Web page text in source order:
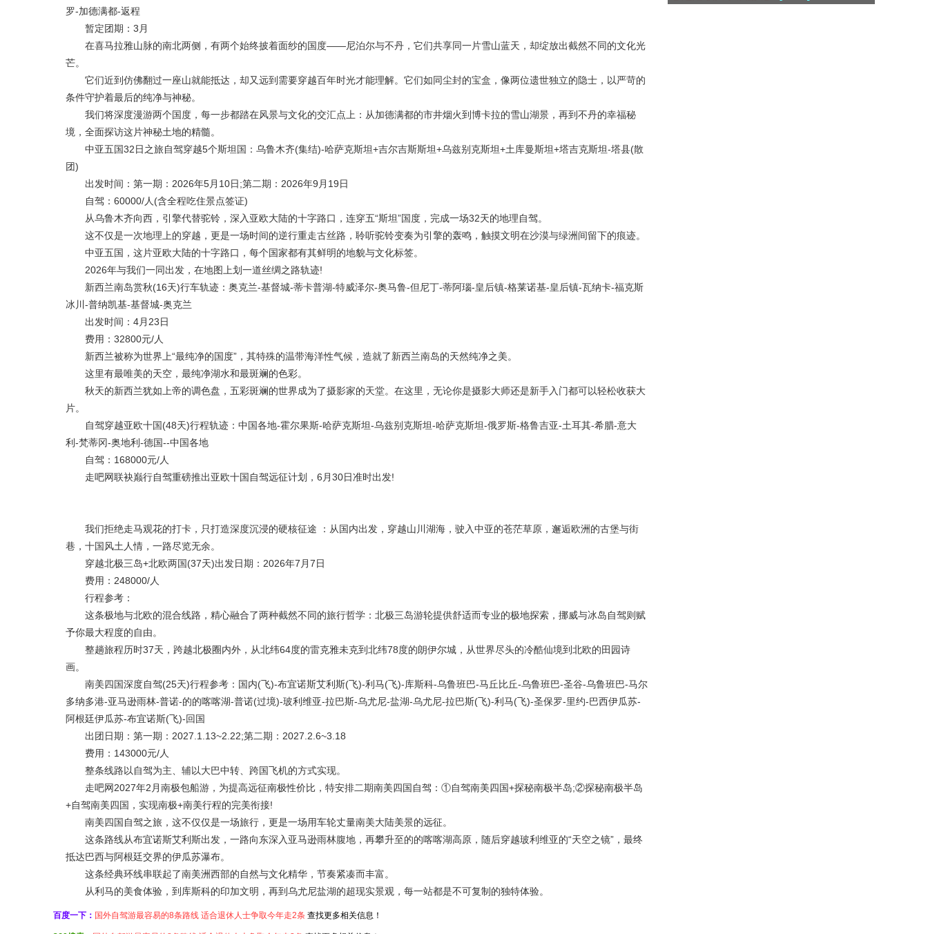
罗-加德满都-返程
暂定团期：3月
在喜马拉雅山脉的南北两侧，有两个始终披着面纱的国度——尼泊尔与不丹，它们共享同一片雪山蓝天，却绽放出截然不同的文化光
芒。
它们近到仿佛翻过一座山就能抵达，却又远到需要穿越百年时光才能理解。它们如同尘封的宝盒，像两位遗世独立的隐士，以严苛的
条件守护着最后的纯净与神秘。
我们将深度漫游两个国度，每一步都踏在风景与文化的交汇点上：从加德满都的市井烟火到博卡拉的雪山湖景，再到不丹的幸福秘
境，全面探访这片神秘土地的精髓。
中亚五国32日之旅自驾穿越5个斯坦国：乌鲁木齐(集结)-哈萨克斯坦+吉尔吉斯斯坦+乌兹别克斯坦+土库曼斯坦+塔吉克斯坦-塔县(散
团)
出发时间：第一期：2026年5月10日;第二期：2026年9月19日
自驾：60000/人(含全程吃住景点签证)
从乌鲁木齐向西，引擎代替驼铃，深入亚欧大陆的十字路口，连穿五“斯坦”国度，完成一场32天的地理自驾。
这不仅是一次地理上的穿越，更是一场时间的逆行重走古丝路，聆听驼铃变奏为引擎的轰鸣，触摸文明在沙漠与绿洲间留下的痕迹。
中亚五国，这片亚欧大陆的十字路口，每个国家都有其鲜明的地貌与文化标签。
2026年与我们一同出发，在地图上划一道丝绸之路轨迹!
新西兰南岛赏秋(16天)行车轨迹：奥克兰-基督城-蒂卡普湖-特威泽尔-奥马鲁-但尼丁-蒂阿瑙-皇后镇-格莱诺基-皇后镇-瓦纳卡-福克斯
冰川-普纳凯基-基督城-奥克兰
出发时间：4月23日
费用：32800元/人
新西兰被称为世界上“最纯净的国度”，其特殊的温带海洋性气候，造就了新西兰南岛的天然纯净之美。
这里有最唯美的天空，最纯净湖水和最斑斓的色彩。
秋天的新西兰犹如上帝的调色盘，五彩斑斓的世界成为了摄影家的天堂。在这里，无论你是摄影大师还是新手入门都可以轻松收获大
片。
自驾穿越亚欧十国(48天)行程轨迹：中国各地-霍尔果斯-哈萨克斯坦-乌兹别克斯坦-哈萨克斯坦-俄罗斯-格鲁吉亚-土耳其-希腊-意大
利-梵蒂冈-奥地利-德国--中国各地
自驾：168000元/人
走吧网联袂巅行自驾重磅推出亚欧十国自驾远征计划，6月30日准时出发!
我们拒绝走马观花的打卡，只打造深度沉浸的硬核征途 ：从国内出发，穿越山川湖海，驶入中亚的苍茫草原，邂逅欧洲的古堡与街
巷，十国风土人情，一路尽览无余。
穿越北极三岛+北欧两国(37天)出发日期：2026年7月7日
费用：248000/人
行程参考：
这条极地与北欧的混合线路，精心融合了两种截然不同的旅行哲学：北极三岛游轮提供舒适而专业的极地探索，挪威与冰岛自驾则赋
予你最大程度的自由。
整趟旅程历时37天，跨越北极圈内外，从北纬64度的雷克雅未克到北纬78度的朗伊尔城，从世界尽头的冷酷仙境到北欧的田园诗
画。
南美四国深度自驾(25天)行程参考：国内(飞)-布宜诺斯艾利斯(飞)-利马(飞)-库斯科-乌鲁班巴-马丘比丘-乌鲁班巴-圣谷-乌鲁班巴-马尔
多纳多港-亚马逊雨林-普诺-的的喀喀湖-普诺(过境)-玻利维亚-拉巴斯-乌尤尼-盐湖-乌尤尼-拉巴斯(飞)-利马(飞)-圣保罗-里约-巴西伊瓜苏-
阿根廷伊瓜苏-布宜诺斯(飞)-回国
出团日期：第一期：2027.1.13~2.22;第二期：2027.2.6~3.18
费用：143000元/人
整条线路以自驾为主、辅以大巴中转、跨国飞机的方式实现。
走吧网2027年2月南极包船游，为提高远征南极性价比，特安排二期南美四国自驾：①自驾南美四国+探秘南极半岛;②探秘南极半岛
+自驾南美四国，实现南极+南美行程的完美衔接!
南美四国自驾之旅，这不仅仅是一场旅行，更是一场用车轮丈量南美大陆美景的远征。
这条路线从布宜诺斯艾利斯出发，一路向东深入亚马逊雨林腹地，再攀升至的的喀喀湖高原，随后穿越玻利维亚的“天空之镜”，最终
抵达巴西与阿根廷交界的伊瓜苏瀑布。
这条经典环线串联起了南美洲西部的自然与文化精华，节奏紧凑而丰富。
从利马的美食体验，到库斯科的印加文明，再到乌尤尼盐湖的超现实景观，每一站都是不可复制的独特体验。
百度一下： 国外自驾游最容易的8条路线 适合退休人士争取今年走2条 查找更多相关信息！